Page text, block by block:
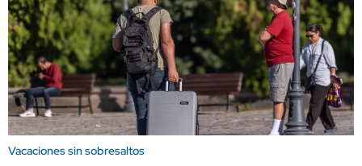
Vacaciones sin sobresaltos